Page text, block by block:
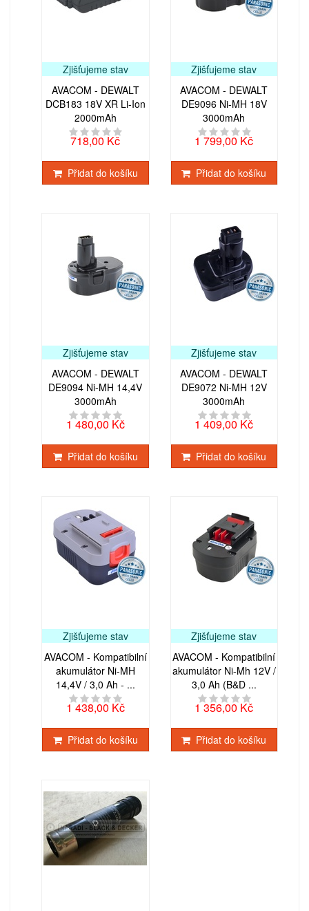
Zjišťujeme stav
AVACOM - DEWALT
DCB183 18V XR Li-Ion
2000mAh
718,00 Kč
Přidat do košíku
Zjišťujeme stav
AVACOM - DEWALT
DE9096 Ni-MH 18V
3000mAh
1 799,00 Kč
Přidat do košíku
Zjišťujeme stav
AVACOM - DEWALT
DE9094 Ni-MH 14,4V
3000mAh
1 480,00 Kč
Přidat do košíku
Zjišťujeme stav
AVACOM - DEWALT
DE9072 Ni-MH 12V
3000mAh
1 409,00 Kč
Přidat do košíku
Zjišťujeme stav
AVACOM - Kompatibilní
akumulátor Ni-MH
14,4V / 3,0 Ah - ...
1 438,00 Kč
Přidat do košíku
Zjišťujeme stav
AVACOM - Kompatibilní
akumulátor Ni-Mh 12V /
3,0 Ah (B&D ...
1 356,00 Kč
Přidat do košíku